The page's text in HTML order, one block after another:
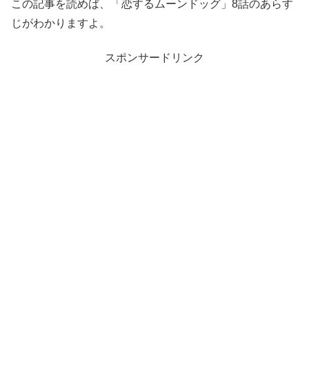
この記事を読めば、「恋するムーンドッグ」8話のあらす
じがわかりますよ。
スポンサードリンク